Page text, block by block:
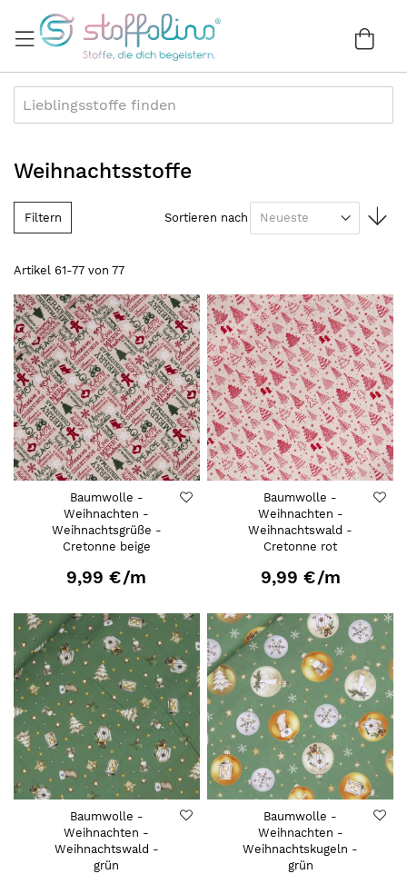
Inhalt
Weihnachtsstoffe
Artikel 61-77 von 77
Sortieren nach
Baumwolle -
Weihnachten -
Weihnachtsgrüße -
Cretonne beige
9,99 €/m
Baumwolle -
Weihnachten -
Weihnachtswald -
Cretonne rot
9,99 €/m
Baumwolle -
Weihnachten -
Weihnachtswald -
grün
Baumwolle -
Weihnachten -
Weihnachtskugeln -
grün
Filtern